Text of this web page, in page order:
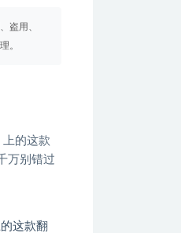
盗用、
。
这款翻